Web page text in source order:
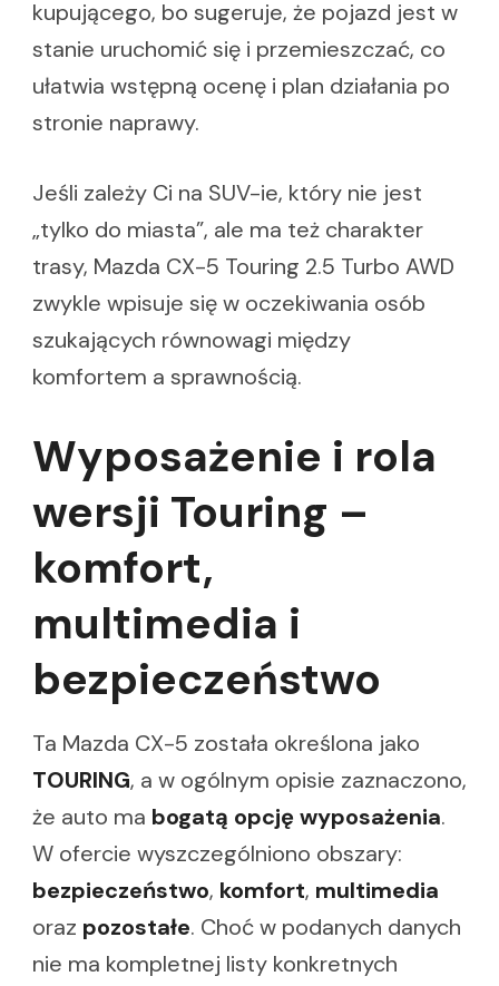
kupującego, bo sugeruje, że pojazd jest w
stanie uruchomić się i przemieszczać, co
ułatwia wstępną ocenę i plan działania po
stronie naprawy.
Jeśli zależy Ci na SUV-ie, który nie jest
„tylko do miasta”, ale ma też charakter
trasy, Mazda CX-5 Touring 2.5 Turbo AWD
zwykle wpisuje się w oczekiwania osób
szukających równowagi między
komfortem a sprawnością.
Wyposażenie i rola
wersji Touring –
komfort,
multimedia i
bezpieczeństwo
Ta Mazda CX-5 została określona jako
TOURING, a w ogólnym opisie zaznaczono,
że auto ma bogatą opcję wyposażenia.
W ofercie wyszczególniono obszary:
bezpieczeństwo, komfort, multimedia
oraz pozostałe. Choć w podanych danych
nie ma kompletnej listy konkretnych